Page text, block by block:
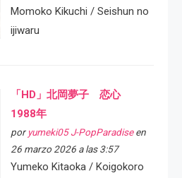
Momoko Kikuchi / Seishun no
ijiwaru
「HD」北岡夢子 恋心
1988年
por yumeki05 J-PopParadiseen
26 marzo 2026 a las 3:57
Yumeko Kitaoka / Koigokoro